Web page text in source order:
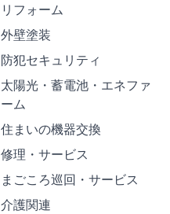
リフォーム
外壁塗装
防犯セキュリティ
太陽光・蓄電池・エネファ
ーム
住まいの機器交換
修理・サービス
まごころ巡回・サービス
介護関連